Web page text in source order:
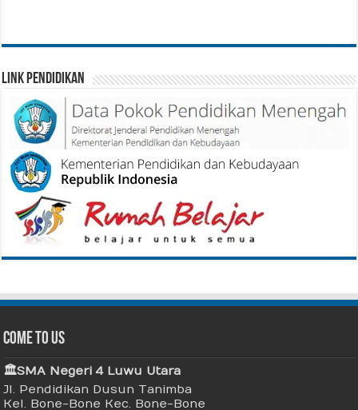
Link Pendidikan
Come To Us
🏛 SMA Negeri 4 Luwu Utara
Jl. Pendidikan Dusun Tanimba
Kel. Bone-Bone Kec. Bone-Bone